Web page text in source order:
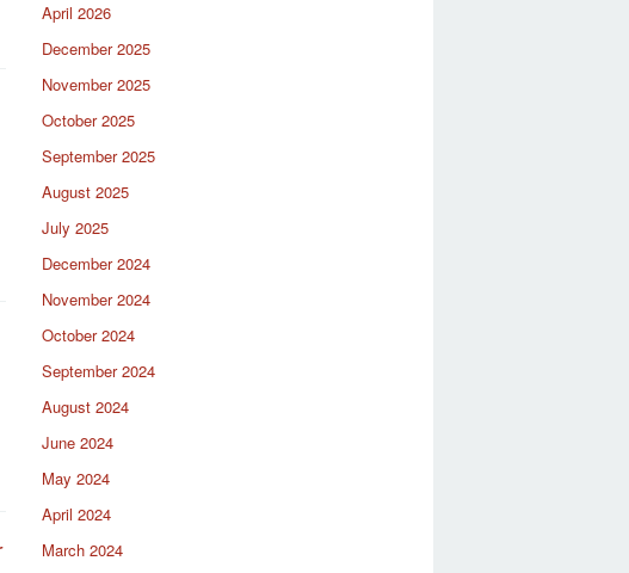
April 2026
December 2025
November 2025
October 2025
September 2025
August 2025
July 2025
December 2024
November 2024
October 2024
September 2024
August 2024
June 2024
May 2024
April 2024
March 2024